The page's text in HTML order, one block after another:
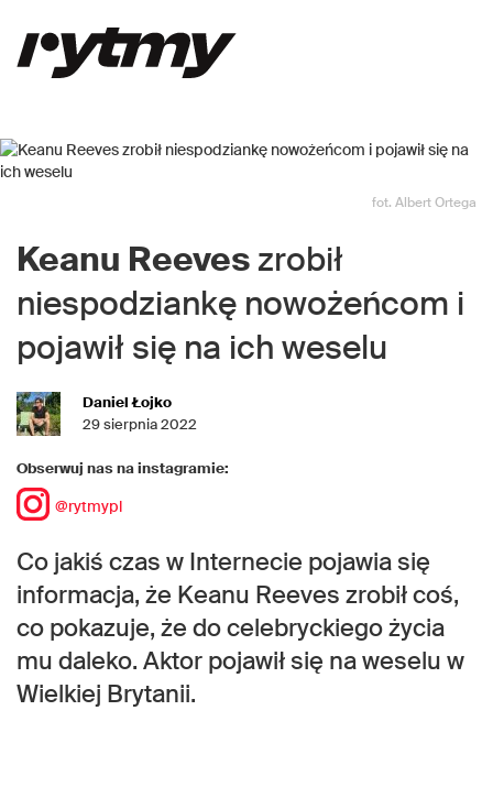
fot. Albert Ortega
Keanu Reeves zrobił
niespodziankę nowożeńcom i
pojawił się na ich weselu
Daniel Łojko
29 sierpnia 2022
Obserwuj nas na instagramie:
@rytmypl
Co jakiś czas w Internecie pojawia się
informacja, że Keanu Reeves zrobił coś,
co pokazuje, że do celebryckiego życia
mu daleko. Aktor pojawił się na weselu w
Wielkiej Brytanii.